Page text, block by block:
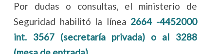
Por dudas o consultas, el ministerio de
Seguridad habilitó la línea 2664 -4452000
int. 3567 (secretaría privada) o al 3288